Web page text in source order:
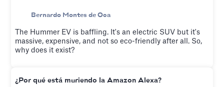
Bernardo Montes de Oca
The Hummer EV is baffling. It's an electric SUV but it's
massive, expensive, and not so eco-friendly after all. So,
why does it exist?
¿Por qué está muriendo la Amazon Alexa?